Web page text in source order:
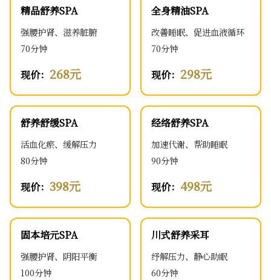
精品舒养SPA
强腰护肾、滋养脏腑
70分钟
现价： 268元
全身精油SPA
改善睡眠、促进血液循环
70分钟
现价： 298元
舒养舒缓SPA
活血化瘀、缓解压力
80分钟
现价： 398元
经络舒养SPA
加速代谢、帮助睡眠
90分钟
现价： 498元
固本培元SPA
强腰护肾、阴阳平衡
100分钟
川式舒养采耳
纾解压力、静心助眠
60分钟